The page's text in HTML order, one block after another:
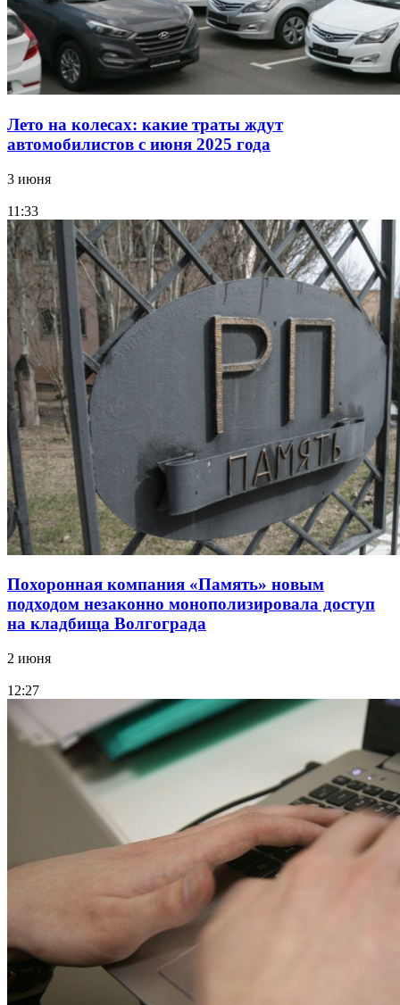
Лето на колесах: какие траты ждут
автомобилистов с июня 2025 года
3 июня
11:33
Похоронная компания «Память» новым
подходом незаконно монополизировала доступ
на кладбища Волгограда
2 июня
12:27